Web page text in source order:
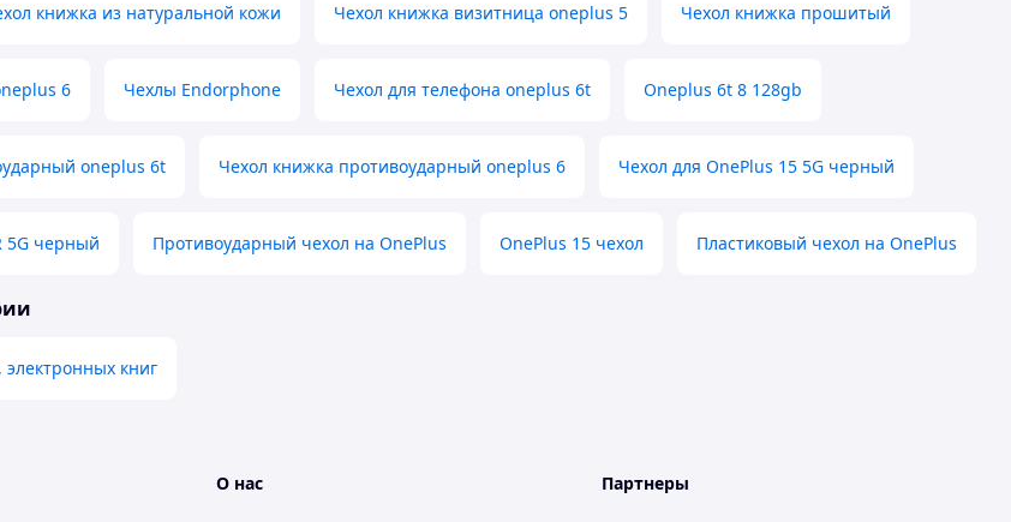
книжка из натуральной кожи Чехол книжка визитница oneplus 5 Чехол книжка прошитый
6 Чехлы Endorphone Чехол для телефона oneplus 6t Oneplus 6t 8 128gb
oneplus 6t Чехол книжка противоударный oneplus 6 Чехол для OnePlus 15 5G черный
5G черный Противоударный чехол на OnePlus OnePlus 15 чехол Пластиковый чехол на OnePlus
книг
О нас Партнеры